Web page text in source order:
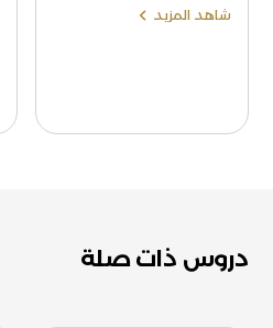
شاهد المزيد
دروس ذات صلة